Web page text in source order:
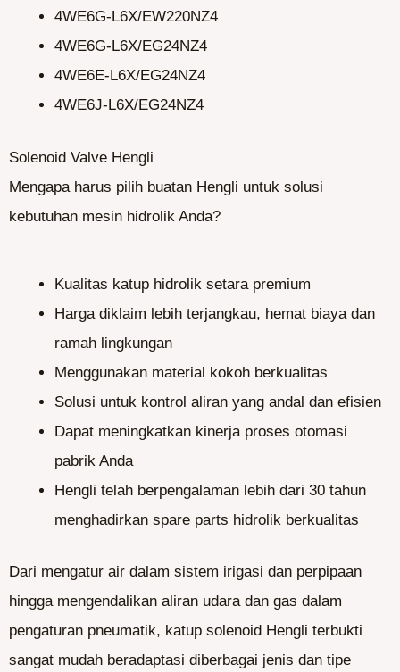
4WE6G-L6X/EW220NZ4
4WE6G-L6X/EG24NZ4
4WE6E-L6X/EG24NZ4
4WE6J-L6X/EG24NZ4
Solenoid Valve Hengli
Mengapa harus pilih buatan Hengli untuk solusi
kebutuhan mesin hidrolik Anda?
Kualitas katup hidrolik setara premium
Harga diklaim lebih terjangkau, hemat biaya dan
ramah lingkungan
Menggunakan material kokoh berkualitas
Solusi untuk kontrol aliran yang andal dan efisien
Dapat meningkatkan kinerja proses otomasi
pabrik Anda
Hengli telah berpengalaman lebih dari 30 tahun
menghadirkan spare parts hidrolik berkualitas
Dari mengatur air dalam sistem irigasi dan perpipaan
hingga mengendalikan aliran udara dan gas dalam
pengaturan pneumatik, katup solenoid Hengli terbukti
sangat mudah beradaptasi diberbagai jenis dan tipe